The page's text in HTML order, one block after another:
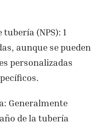
(NPS): 1
aunque se pueden
personalizadas
Generalmente
de la tubería